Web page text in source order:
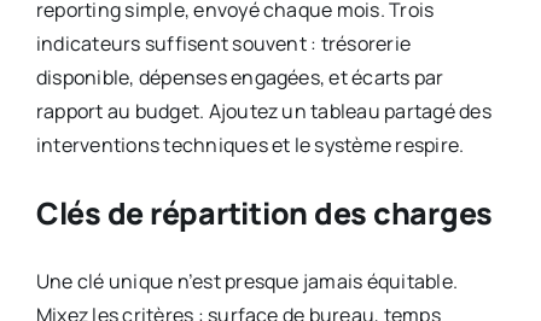
reporting simple, envoyé chaque mois. Trois
indicateurs suffisent souvent : trésorerie
disponible, dépenses engagées, et écarts par
rapport au budget. Ajoutez un tableau partagé des
interventions techniques et le système respire.
Clés de répartition des charges
Une clé unique n’est presque jamais équitable.
Mixez les critères : surface de bureau, temps